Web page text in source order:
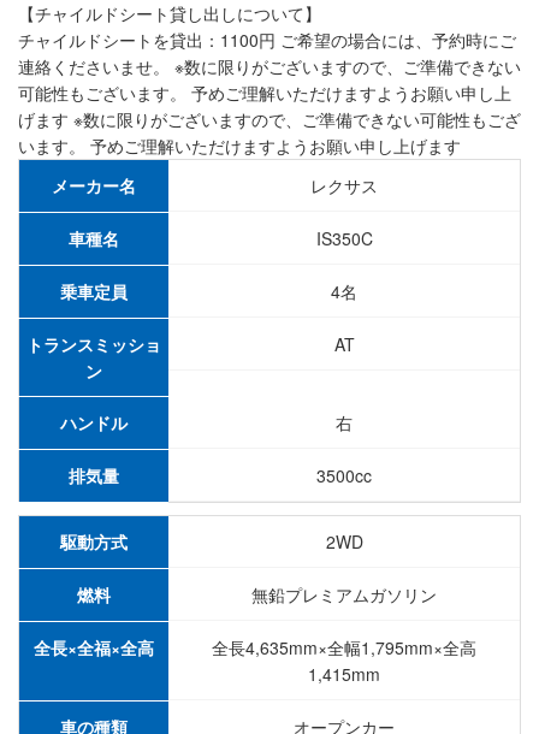
【チャイルドシート貸し出しについて】
チャイルドシートを貸出：1100円 ご希望の場合には、予約時にご
連絡くださいませ。 ※数に限りがございますので、ご準備できない
可能性もございます。 予めご理解いただけますようお願い申し上
げます ※数に限りがございますので、ご準備できない可能性もござ
います。 予めご理解いただけますようお願い申し上げます
メーカー名
レクサス
車種名 IS350C
乗車定員 4名
トランスミッショ
ン
AT
ハンドル 右
排気量 3500cc
駆動方式 2WD
燃料 無鉛プレミアムガソリン
全長×全福×全高
全長4,635mm×全幅1,795mm×全高
1,415mm
車の種類 オープンカー